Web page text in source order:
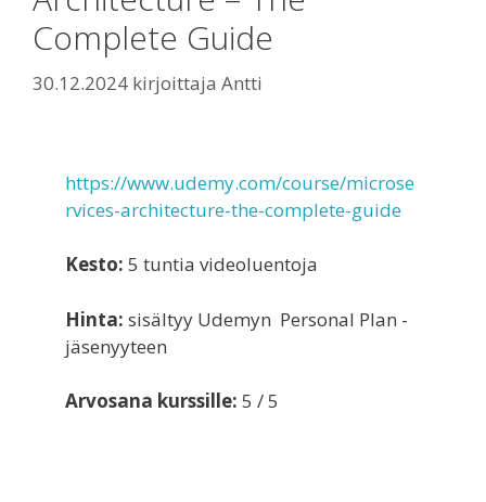
Complete Guide
30.12.2024 kirjoittaja Antti
https://www.udemy.com/course/microse
rvices-architecture-the-complete-guide
Kesto: 5 tuntia videoluentoja
Hinta: sisältyy Udemyn Personal Plan -
jäsenyyteen
Arvosana kurssille: 5 / 5